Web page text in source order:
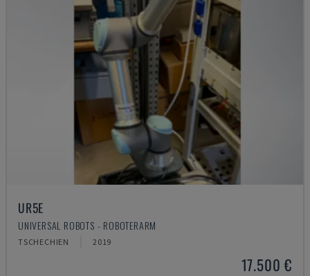
UR5E
UNIVERSAL ROBOTS - ROBOTERARM
TSCHECHIEN 2019
17.500 €